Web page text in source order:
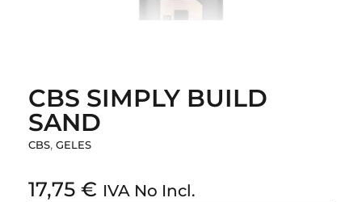
CBS SIMPLY BUILD
SAND
CBS, GELES
17,75 € IVA No Incl.